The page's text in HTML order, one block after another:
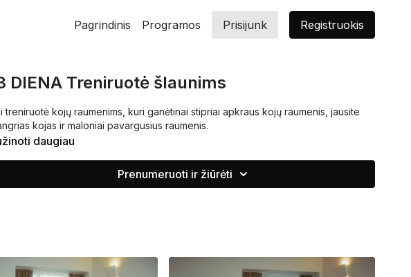
Pagrindinis Programos Prisijunk Registruokis
DIENA Treniruotė šlaunims
treniruotė kojų raumenims, kuri ganėtinai stipriai apkraus kojų raumenis, jausite
kojas ir maloniai pavargusius raumenis.
daugiau
Prenumeruoti ir žiūrėti